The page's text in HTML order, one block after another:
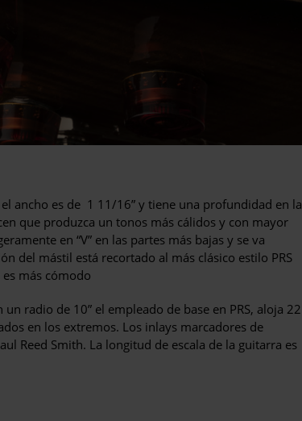
ancho es de 1 11/16” y tiene una profundidad en la
que produzca un tonos más cálidos y con mayor
en “V” en las partes más bajas y se va
del mástil está recortado al más clásico estilo PRS
más cómodo
radio de 10” el empleado de base en PRS, aloja 22
en los extremos. Los inlays marcadores de
Reed Smith. La longitud de escala de la guitarra es